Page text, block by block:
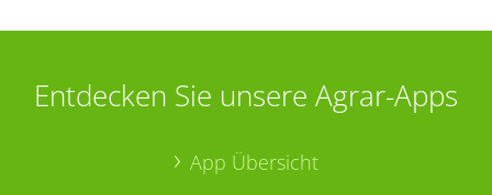
Entdecken Sie unsere Agrar-Apps
App Übersicht